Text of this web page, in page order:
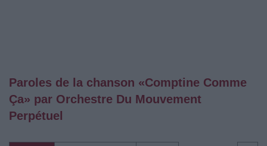
Paroles de la chanson «Comptine Comme
Ça» par Orchestre Du Mouvement
Perpétuel